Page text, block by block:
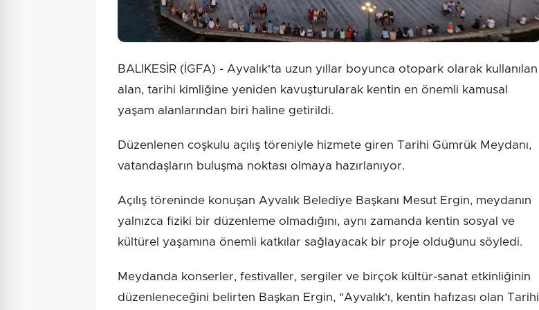
BALIKESİR (İGFA) - Ayvalık'ta uzun yıllar boyunca otopark olarak kullanılan
alan, tarihi kimliğine yeniden kavuşturularak kentin en önemli kamusal
yaşam alanlarından biri haline getirildi.
Düzenlenen coşkulu açılış töreniyle hizmete giren Tarihi Gümrük Meydanı,
vatandaşların buluşma noktası olmaya hazırlanıyor.
Açılış töreninde konuşan Ayvalık Belediye Başkanı Mesut Ergin, meydanın
yalnızca fiziki bir düzenleme olmadığını, aynı zamanda kentin sosyal ve
kültürel yaşamına önemli katkılar sağlayacak bir proje olduğunu söyledi.
Meydanda konserler, festivaller, sergiler ve birçok kültür-sanat etkinliğinin
düzenleneceğini belirten Başkan Ergin, "Ayvalık'ı, kentin hafızası olan Tarihi